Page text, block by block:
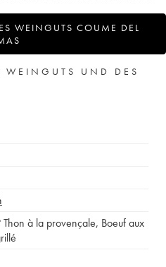
WEINGUTS COUME DEL
WEINGUTS UND DES
Thon à la provençale, Boeuf aux